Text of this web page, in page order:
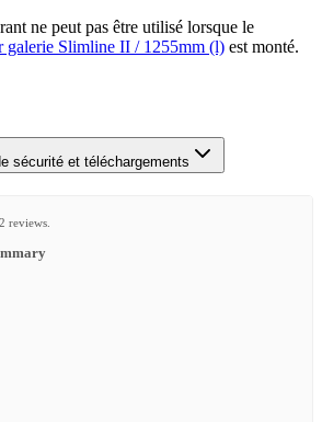
ne peut pas être utilisé lorsque le
galerie Slimline II / 1255mm (l) est monté.
sécurité et téléchargements
reviews.